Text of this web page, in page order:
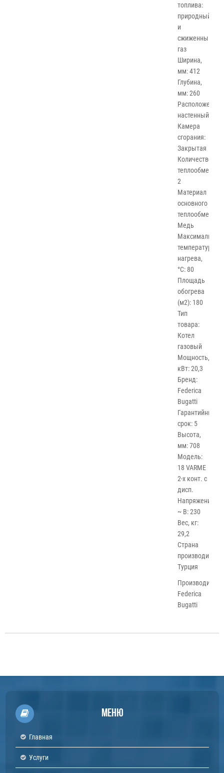
топлива:
природный
и
сжиженный
газ
Ширина,
мм: 412
Глубина,
мм: 260
Расположение:
настенный
Камера
сгорания:
Закрытая
Количество
2
Материал
основного
Медь
Максимальная
температура
нагрева,
°С: 80
Площадь
обогрева
(м2): 180
Тип
товара:
Котел
газовый
Мощность,
кВт: 20,3
Бренд:
Federica
Bugatti
Гарантийный
срок: 5
Высота,
мм: 708
Модель:
18 VARME
2-х конт. с
дисп.
Напряжение
~ В: 230
Вес, кг:
29,2
Страна
производитель:
Турция
Federica
Bugatti
Меню
Главная
Услуги